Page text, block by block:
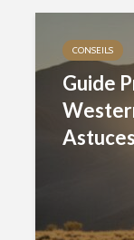
CONSEILS
Guide
Astuces